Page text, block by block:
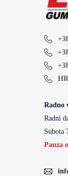
Radno
Radni
Subota
Pauza